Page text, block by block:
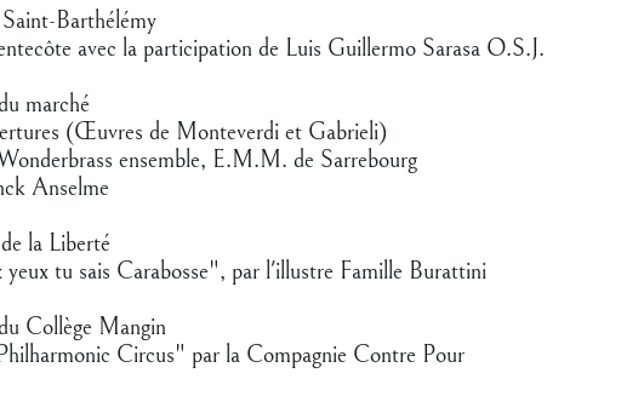
Barthélémy
avec la participation de Luis Guillermo Sarasa O.S.J.
marché
(Œuvres de Monteverdi et Gabrieli)
ensemble, E.M.M. de Sarrebourg
Anselme
la Liberté
yeux tu sais Carabosse", par l'illustre Famille Burattini
Collège Mangin
Circus" par la Compagnie Contre Pour